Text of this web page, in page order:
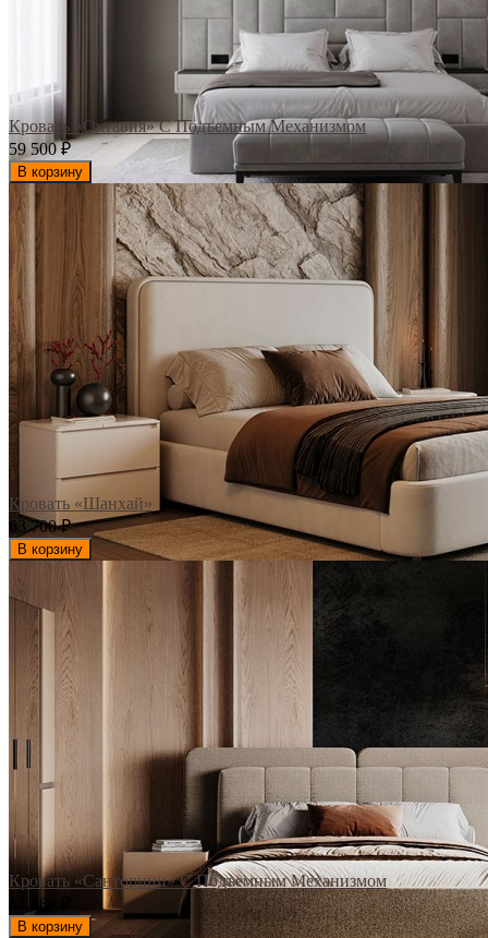
Кровать «Октавия» С Подъемным Механизмом
59 500₽
В корзину
Кровать «Шанхай»
63 700₽
В корзину
Кровать «Санторини» С Подъемным Механизмом
61 880
В корзину